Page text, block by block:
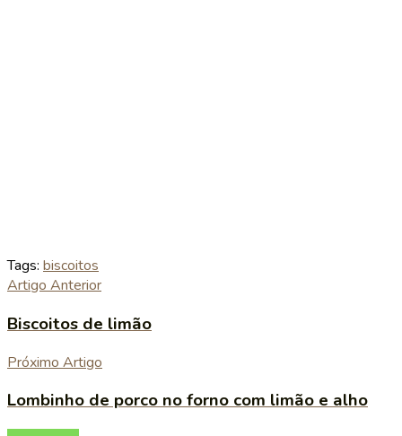
Tags: biscoitos
Artigo Anterior
Biscoitos de limão
Próximo Artigo
Lombinho de porco no forno com limão e alho